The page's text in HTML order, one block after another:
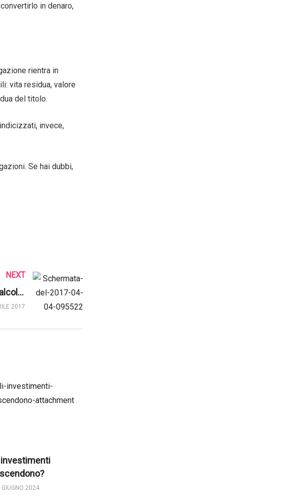
in denaro,
rientra in
vita residua, valore
del titolo.
invece,
Se hai dubbi,
NEXT
Volatilità: cos’è e come si calcola | Contemplata
2017
GIUGNO 2024